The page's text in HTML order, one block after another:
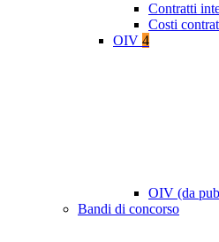
Contratti
Costi
OIV 4
OIV (da
Bandi di concorso